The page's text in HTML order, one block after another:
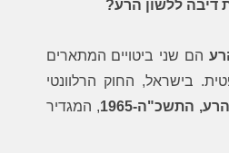
דיבה ללשון הרע?
הם שני ביטויים המתארים
בישראל, החוק הרלוונטי
התשכ"ה-1965
, המגדיר